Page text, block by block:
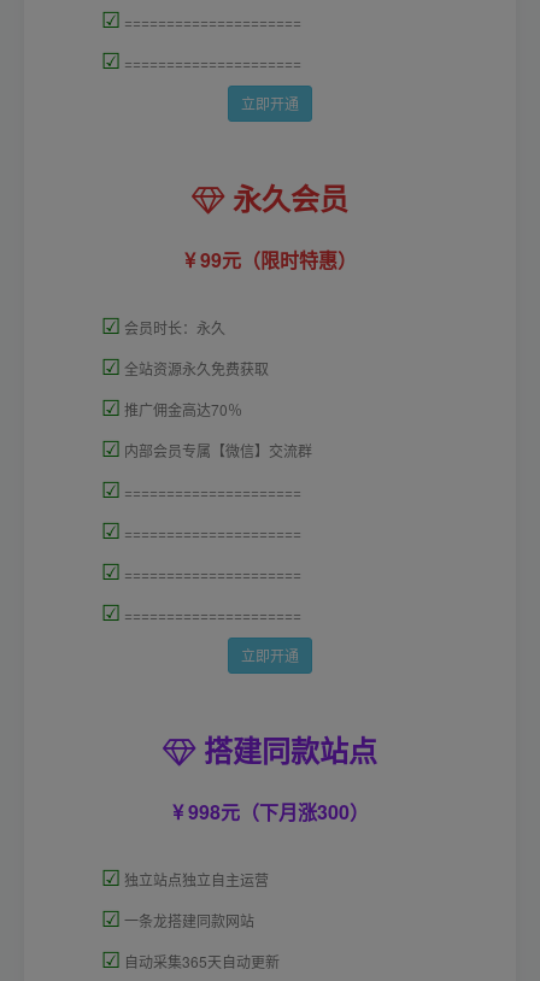
☑ =====================
☑ =====================
立即开通
永久会员
99元（限时特惠）
☑ 会员时长：永久
☑ 全站资源永久免费获取
☑ 推广佣金高达70％
☑ 内部会员专属【微信】交流群
☑ =====================
☑ =====================
☑ =====================
☑ =====================
立即开通
搭建同款站点
998元（下月涨300）
☑ 独立站点独立自主运营
☑ 一条龙搭建同款网站
☑ 自动采集365天自动更新